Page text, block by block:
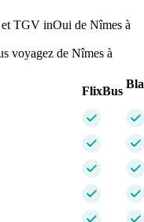
TGV inOui de Nîmes à
voyagez de Nîmes à
FlixBus